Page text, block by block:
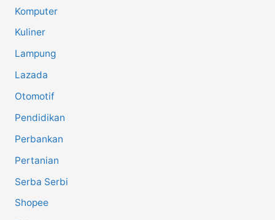
Komputer
Kuliner
Lampung
Lazada
Otomotif
Pendidikan
Perbankan
Pertanian
Serba Serbi
Shopee